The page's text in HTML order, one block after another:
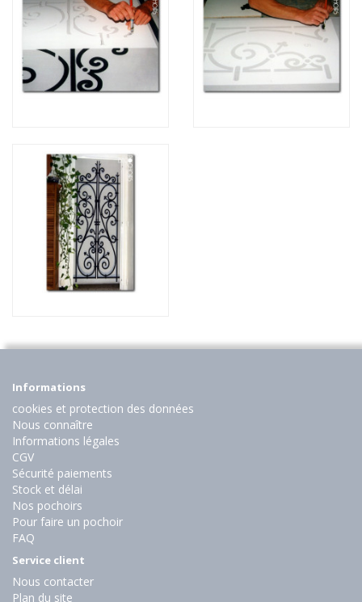
Informations
cookies et protection des données
Nous connaître
Informations légales
CGV
Sécurité paiements
Stock et délai
Nos pochoirs
Pour faire un pochoir
FAQ
Service client
Nous contacter
Plan du site